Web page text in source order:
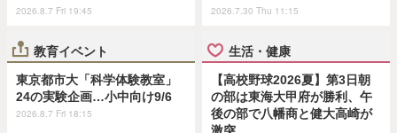
2026.8.7 Fri 19:45 2026.7.30 Thu 11:15
教育イベント
東京都市大「科学体験教室」
24の実験企画…小中向け9/6
2026.8.7 Fri 18:15
生活・健康
【高校野球2026夏】第3日朝
の部は東海大甲府が勝利、午
後の部で八幡商と健大高崎が